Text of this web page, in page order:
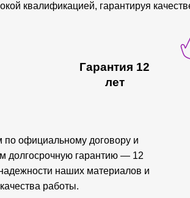
квалификацией, гарантируя
Гарантия 12
лет
официальному договору и
долгосрочную гарантию — 12
наших материалов и
качества работы.